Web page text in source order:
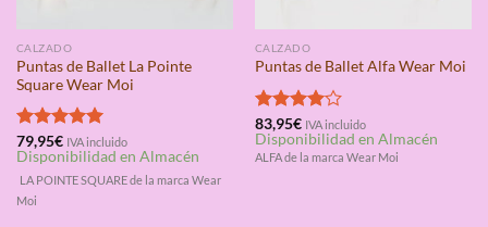
CALZADO
Puntas de Ballet La Pointe
Square Wear Moi
Valorado
con5.00
de 5
79,95€ IVA incluido
Disponibilidad en Almacén
LA POINTE SQUARE de la marca Wear
Moi
CALZADO
Puntas de Ballet Alfa Wear Moi
Valorado
con4.00
de 5
83,95€ IVA incluido
Disponibilidad en Almacén
ALFA de la marca Wear Moi